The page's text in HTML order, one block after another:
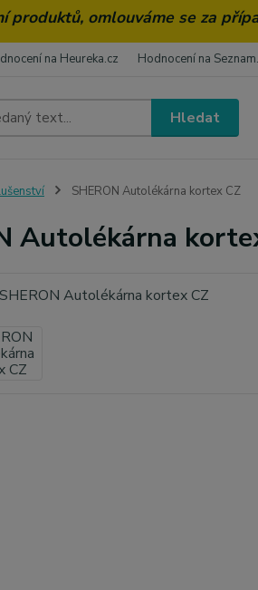
produktů, omlouváme se za
na Heureka.cz Hodnocení na
Hledat
SHERON Autolékárna kortex CZ
Autolékárna